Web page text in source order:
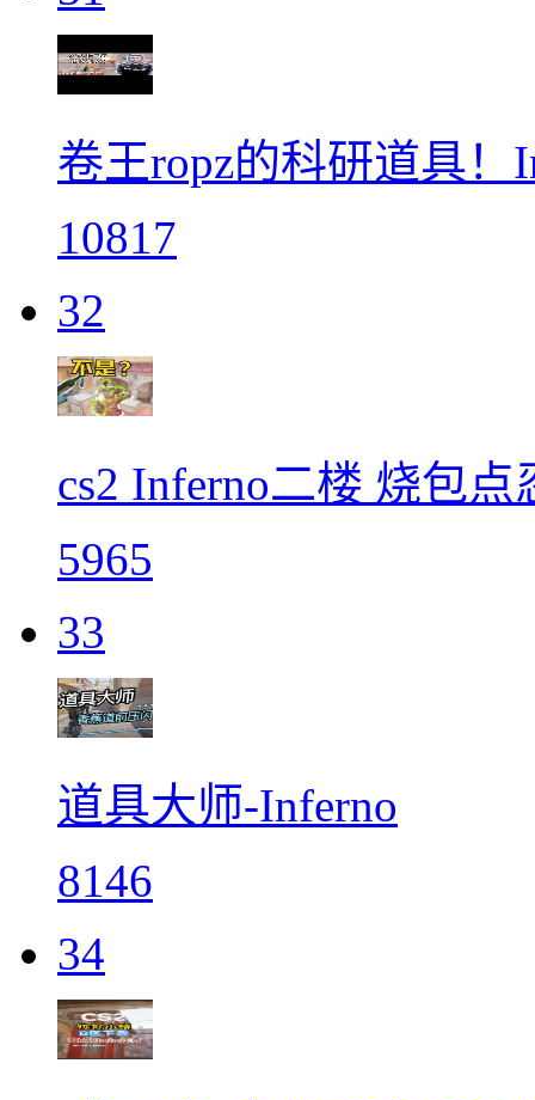
卷王ropz的科研道具！
10817
32
cs2 Inferno二楼 烧包点
5965
33
道具大师-Inferno
8146
34